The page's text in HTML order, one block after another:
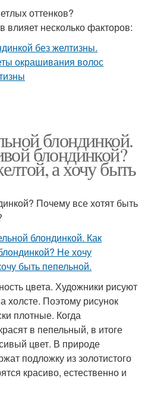
оттенков?
влияет несколько факторов:
блондинкой.
блондинкой?
а хочу быть
Почему все хотят быть
цвета. Художники рисуют
холсте. Поэтому рисунок
плотные. Когда
в пепельный, в итоге
цвет. В природе
подложку из золотистого
красиво, естественно и